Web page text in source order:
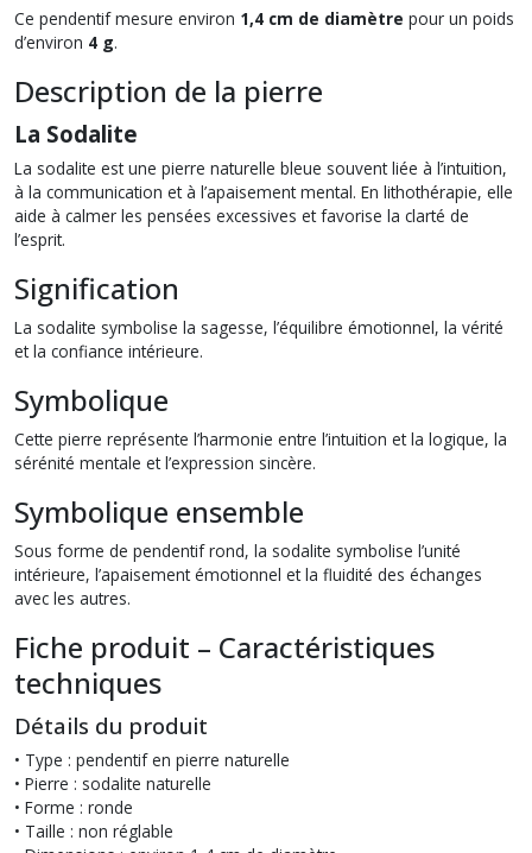
Ce pendentif mesure environ 1,4 cm de diamètre pour un poids
d’environ 4 g.
Description de la pierre
La Sodalite
La sodalite est une pierre naturelle bleue souvent liée à l’intuition,
à la communication et à l’apaisement mental. En lithothérapie, elle
aide à calmer les pensées excessives et favorise la clarté de
l’esprit.
Signification
La sodalite symbolise la sagesse, l’équilibre émotionnel, la vérité
et la confiance intérieure.
Symbolique
Cette pierre représente l’harmonie entre l’intuition et la logique, la
sérénité mentale et l’expression sincère.
Symbolique ensemble
Sous forme de pendentif rond, la sodalite symbolise l’unité
intérieure, l’apaisement émotionnel et la fluidité des échanges
avec les autres.
Fiche produit – Caractéristiques
techniques
Détails du produit
• Type : pendentif en pierre naturelle
• Pierre : sodalite naturelle
• Forme : ronde
• Taille : non réglable